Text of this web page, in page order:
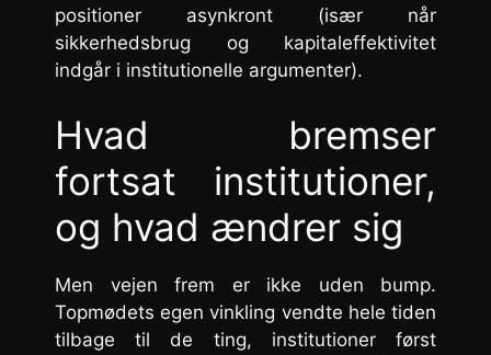
positioner asynkront (især når
sikkerhedsbrug og kapitaleffektivitet
indgår i institutionelle argumenter).
Hvad bremser
fortsat institutioner,
og hvad ændrer sig
Men vejen frem er ikke uden bump.
Topmødets egen vinkling vendte hele tiden
tilbage til de ting, institutioner først